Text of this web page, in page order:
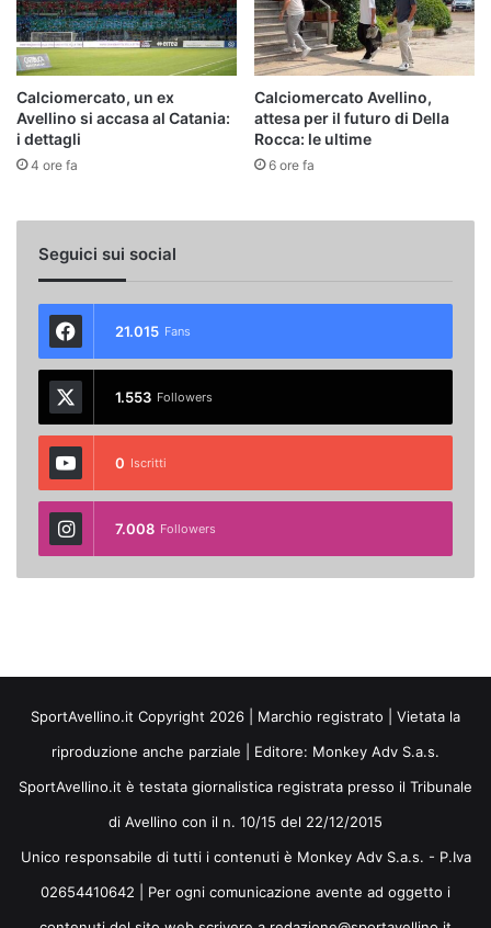
Calciomercato, un ex
Avellino si accasa al Catania:
i dettagli
4 ore fa
Calciomercato Avellino,
attesa per il futuro di Della
Rocca: le ultime
6 ore fa
Seguici sui social
21.015 Fans
1.553 Followers
0 Iscritti
7.008 Followers
SportAvellino.it Copyright 2026 | Marchio registrato | Vietata la
riproduzione anche parziale | Editore: Monkey Adv S.a.s.
SportAvellino.it è testata giornalistica registrata presso il Tribunale
di Avellino con il n. 10/15 del 22/12/2015
Unico responsabile di tutti i contenuti è Monkey Adv S.a.s. - P.Iva
02654410642 | Per ogni comunicazione avente ad oggetto i